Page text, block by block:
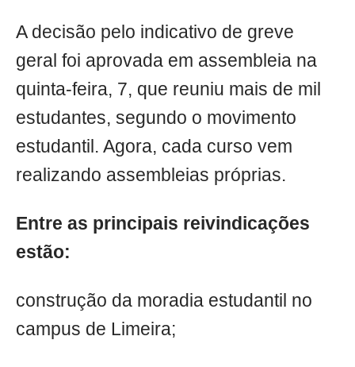
A decisão pelo indicativo de greve
geral foi aprovada em assembleia na
quinta-feira, 7, que reuniu mais de mil
estudantes, segundo o movimento
estudantil. Agora, cada curso vem
realizando assembleias próprias.
Entre as principais reivindicações
estão:
construção da moradia estudantil no
campus de Limeira;